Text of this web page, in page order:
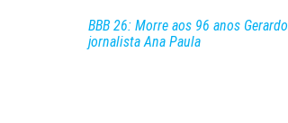
BBB 26: Morre aos 96 anos
jornalista Ana Paula